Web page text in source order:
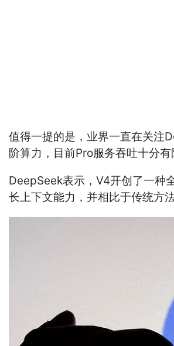
值得一提的是，业界一直在关注
阶算力，目前Pro服务吞吐十分
DeepSeek表示，V4开创了一种
长上下文能力，并相比于传统方